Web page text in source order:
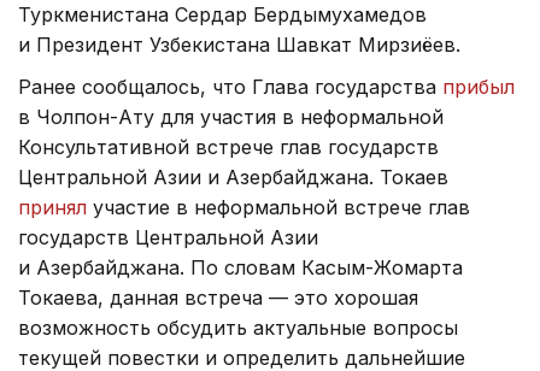
Туркменистана Сердар Бердымухамедов
и Президент Узбекистана Шавкат Мирзиёев.
Ранее сообщалось, что Глава государства прибыл
в Чолпон-Ату для участия в неформальной
Консультативной встрече глав государств
Центральной Азии и Азербайджана. Токаев
принял участие в неформальной встрече глав
государств Центральной Азии
и Азербайджана. По словам Касым-Жомарта
Токаева, данная встреча — это хорошая
возможность обсудить актуальные вопросы
текущей повестки и определить дальнейшие